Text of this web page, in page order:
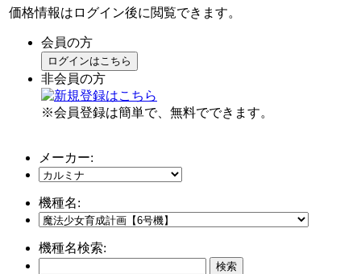
価格情報はログイン後に閲覧できます。
会員の方
ログインはこちら
非会員の方
※会員登録は簡単で、無料でできます。
メーカー:
機種名:
機種名検索: